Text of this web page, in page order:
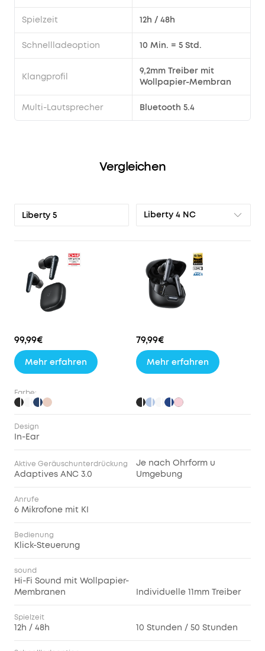
Spielzeit 12h / 48h
Schnellladeoption 10 Min. = 5 Std.
Klangprofil
9,2mm Treiber mit
Wollpapier-Membran
Multi-Lautsprecher Bluetooth 5.4
Vergleichen
Liberty 5 Liberty 4 NC
99,99€ 79,99€
Mehr erfahren Mehr erfahren
Farbe:
Design
In-Ear
Aktive Geräuschunterdrückung
Adaptives ANC 3.0
Je nach Ohrform u
Umgebung
Anrufe
6 Mikrofone mit KI
Bedienung
Klick-Steuerung
sound
Hi-Fi Sound mit Wollpapier-
Membranen
Individuelle 11mm Treiber
Spielzeit
12h / 48h 10 Stunden / 50 Stunden